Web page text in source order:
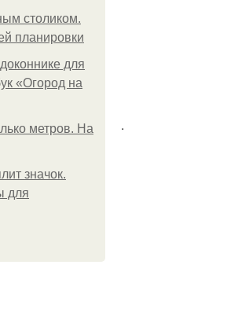
столиком.
планировки
для
«Огород на
метров. На
значок.
для
.